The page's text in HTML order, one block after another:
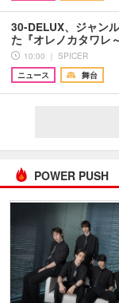
30-DELUX、ジャン
た『オレノカタワレ
10:00 ｜ SPICER
ニュース
舞台
POWER PUSH